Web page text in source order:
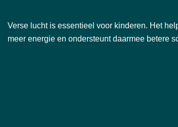
Verse lucht is essentieel voor kinderen. Het
meer energie en ondersteunt daarmee betere